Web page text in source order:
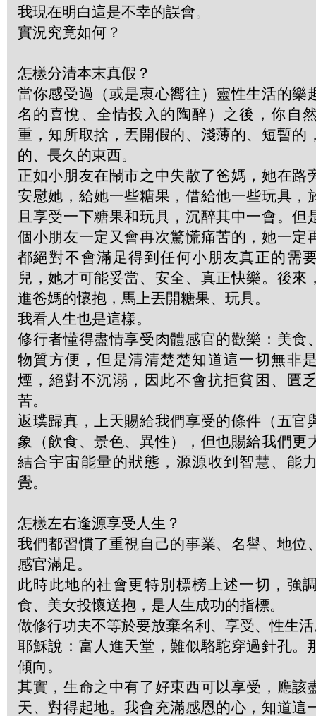
我現在明白這是不幸的誤會。
實況究竟如何？
怎樣分清本末真假？
當你感受過（或是衷心嚮往）靈性生活的樂
名的喜悅、全情投入的陶醉）之後，你自
重，知所取捨，丟開假的、淺薄的、短暫的
的、長久的東西。
正如小朋友在鬧市之中失散了爸媽，她在路
安慰她，給她一些糖果，借給他一些玩具，
且享受一下糖果和玩具，沉醉其中一會。但
個小朋友一定又會再次驚慌痛苦的，她一定
都絕對不會滿足得到任何小朋友真正的需
兒，她才可能妥當、安全、真正快樂。後來
進爸媽的懷抱，馬上丟開糖果、玩具。
我看人生也是這樣。
修行者懂得盡情享受肉體感官的歡樂：美食
物質方便，但是清清楚楚知道這一切無非
煙，絕對不沉溺，因此不會抗拒貧困、匱
苦。
返璞歸真，上天賜給我們享受的條件（五官
象（飲食、景色、異性），但也賜給我們更
結合宇宙能量的狀態，源源收到智慧、能
覺。
怎樣左右逢源享受人生？
我們都習慣了重視自己的事業、名譽、地位
感官滿足。
此時此地的社會更特別標榜上述一切，強
食、美女投懷送抱，是人生成功的指標。
做修行功夫不等於要放棄名利、享受、性生
耶穌說：富人進天堂，難似駱駝穿過針孔。
傾向。
其實，生命之中有了好東西可以享受，應該
天、對得起地。我會充滿感恩的心，知道這